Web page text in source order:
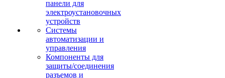
панели для
электроустановочных
устройств
Системы
автоматизации и
управления
Компоненты для
защиты/соединения
разъемов и